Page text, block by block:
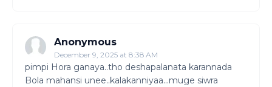
Anonymous
December 9, 2025 at 8:38 AM
pimpi Hora ganaya..tho deshapalanata karannada
Bola mahansi unee..kalakanniyaa...muge siwra